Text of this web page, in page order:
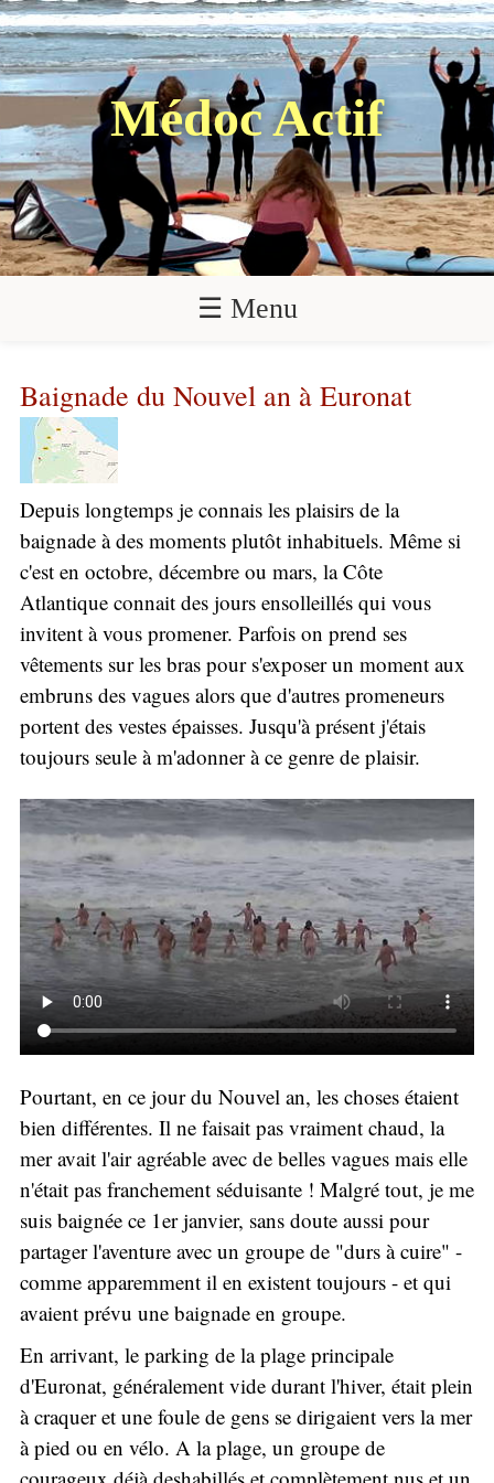
Médoc Actif
☰ Menu
Baignade du Nouvel an à Euronat
Depuis longtemps je connais les plaisirs de la
baignade à des moments plutôt inhabituels. Même si
c'est en octobre, décembre ou mars, la Côte
Atlantique connait des jours ensolleillés qui vous
invitent à vous promener. Parfois on prend ses
vêtements sur les bras pour s'exposer un moment aux
embruns des vagues alors que d'autres promeneurs
portent des vestes épaisses. Jusqu'à présent j'étais
toujours seule à m'adonner à ce genre de plaisir.
Pourtant, en ce jour du Nouvel an, les choses étaient
bien différentes. Il ne faisait pas vraiment chaud, la
mer avait l'air agréable avec de belles vagues mais elle
n'était pas franchement séduisante ! Malgré tout, je me
suis baignée ce 1er janvier, sans doute aussi pour
partager l'aventure avec un groupe de "durs à cuire" -
comme apparemment il en existent toujours - et qui
avaient prévu une baignade en groupe.
En arrivant, le parking de la plage principale
d'Euronat, généralement vide durant l'hiver, était plein
à craquer et une foule de gens se dirigaient vers la mer
à pied ou en vélo. A la plage, un groupe de
courageux déjà deshabillés et complètement nus et un